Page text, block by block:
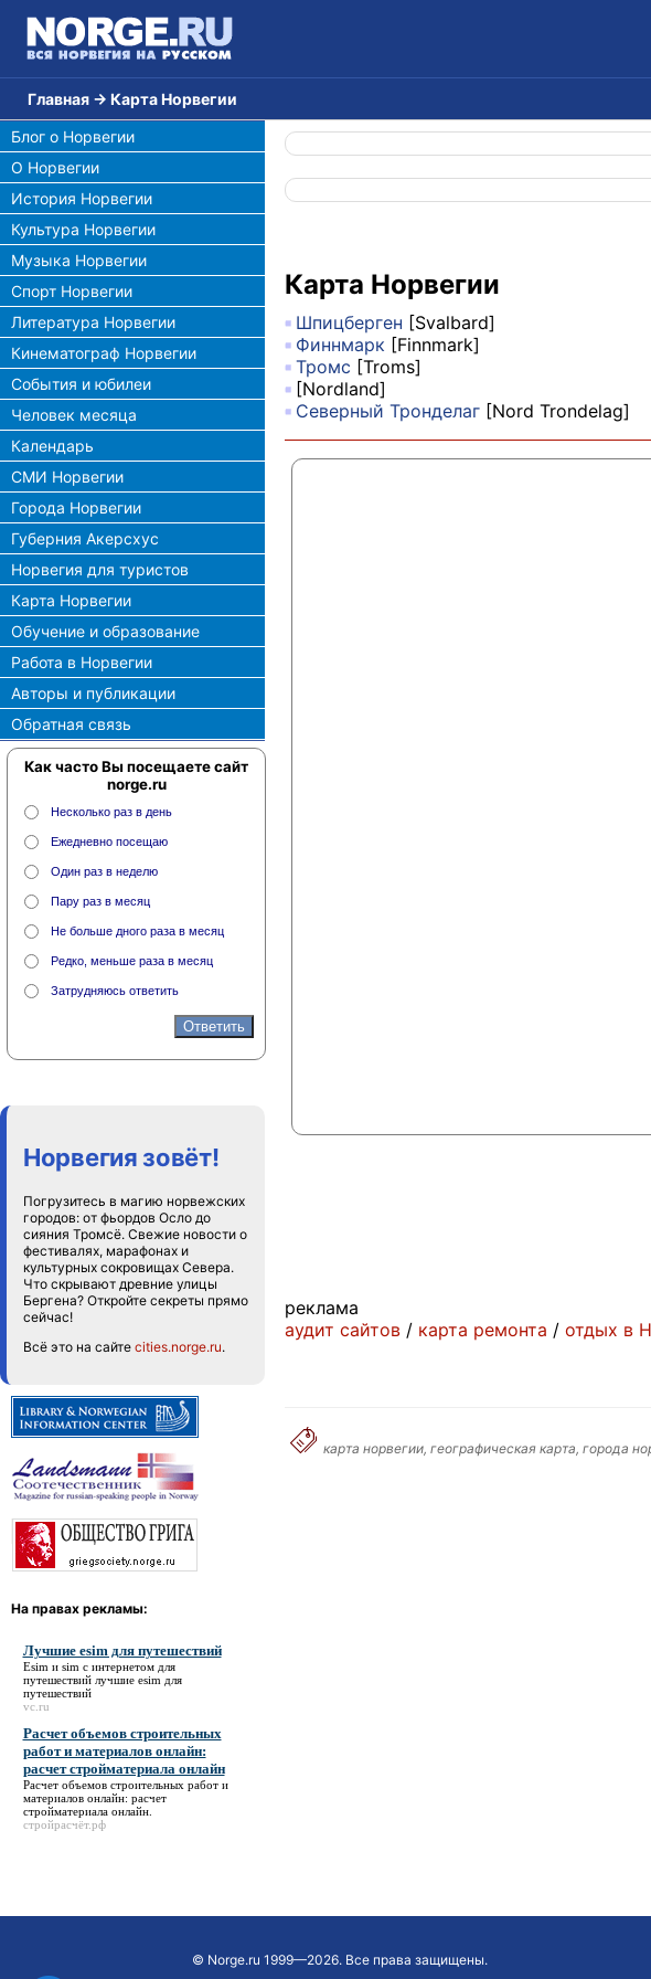
Главная → Карта Норвегии
Блог о Норвегии
О Норвегии
История Норвегии
Культура Норвегии
Музыка Норвегии
Спорт Норвегии
Литература Норвегии
Кинематограф Норвегии
События и юбилеи
Человек месяца
Календарь
СМИ Норвегии
Города Норвегии
Губерния Акерсхус
Норвегия для туристов
Карта Норвегии
Обучение и образование
Работа в Норвегии
Авторы и публикации
Обратная связь
Как часто Вы посещаете сайт
norge.ru
Несколько раз в день
Ежедневно посещаю
Один раз в неделю
Пару раз в месяц
Не больше дного раза в месяц
Редко, меньше раза в месяц
Затрудняюсь ответить
Норвегия зовёт!
Погрузитесь в магию норвежских
городов: от фьордов Осло до
сияния Тромсё. Свежие новости о
фестивалях, марафонах и
культурных сокровищах Севера.
Что скрывают древние улицы
Бергена? Откройте секреты прямо
сейчас!
Всё это на сайте cities.norge.ru.
На правах рекламы:
Лучшие esim для путешествий
Esim и sim с интернетом для
путешествий лучшие esim для
путешествий
vc.ru
Расчет объемов строительных
работ и материалов онлайн:
расчет стройматериала онлайн
Расчет объемов строительных работ и
материалов онлайн: расчет
стройматериала онлайн.
стройрасчёт.рф
Карта Норвегии
Шпицберген [Svalbard]
Финнмарк [Finnmark]
Тромс [Troms]
[Nordland]
Северный Тронделаг [Nord Trondelag]
реклама
аудит сайтов / карта ремонта / отдых в
карта норвегии, географическая карта, города
© Norge.ru 1999—2026. Все права защищены.